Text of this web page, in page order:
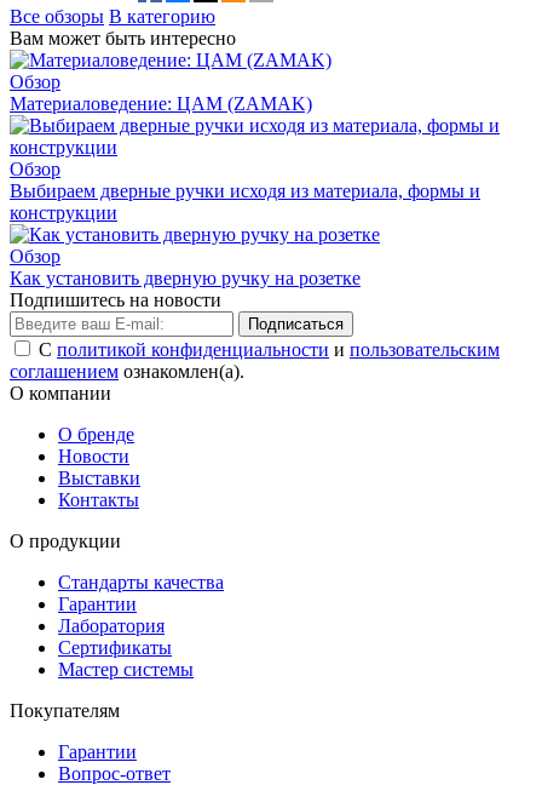
Все обзоры В категорию
Вам может быть интересно
Обзор
Материаловедение: ЦАМ (ZAMAK)
Обзор
Выбираем дверные ручки исходя из материала, формы и
конструкции
Обзор
Как установить дверную ручку на розетке
Подпишитесь на новости
Подписаться
С политикой конфиденциальности и пользовательским
соглашением ознакомлен(а).
О компании
О бренде
Новости
Выставки
Контакты
О продукции
Стандарты качества
Гарантии
Лаборатория
Сертификаты
Мастер системы
Покупателям
Гарантии
Вопрос-ответ